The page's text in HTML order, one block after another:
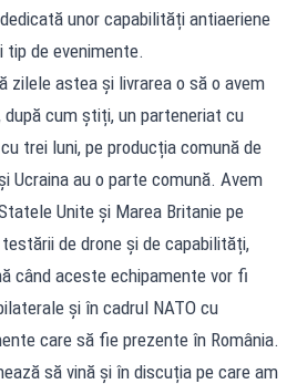
unor capabilități antiaeriene
tip de evenimente.
zilele astea și livrarea o să o avem
cum știți, un parteneriat cu
trei luni, pe producția comună de
Ucraina au o parte comună. Avem
Unite și Marea Britanie pe
de drone și de capabilități,
când aceste echipamente vor fi
și în cadrul NATO cu
care să fie prezente în România.
să vină și în discuția pe care am